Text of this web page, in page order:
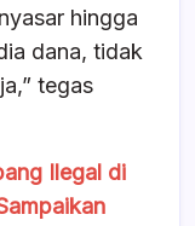
hingga
dana, tidak
tegas
Ilegal di